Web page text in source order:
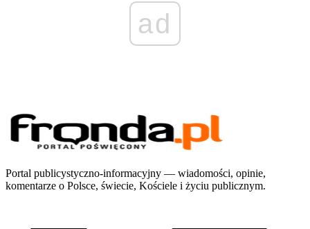
ad
Portal publicystyczno-informacyjny — wiadomości, opinie,
komentarze o Polsce, świecie, Kościele i życiu publicznym.